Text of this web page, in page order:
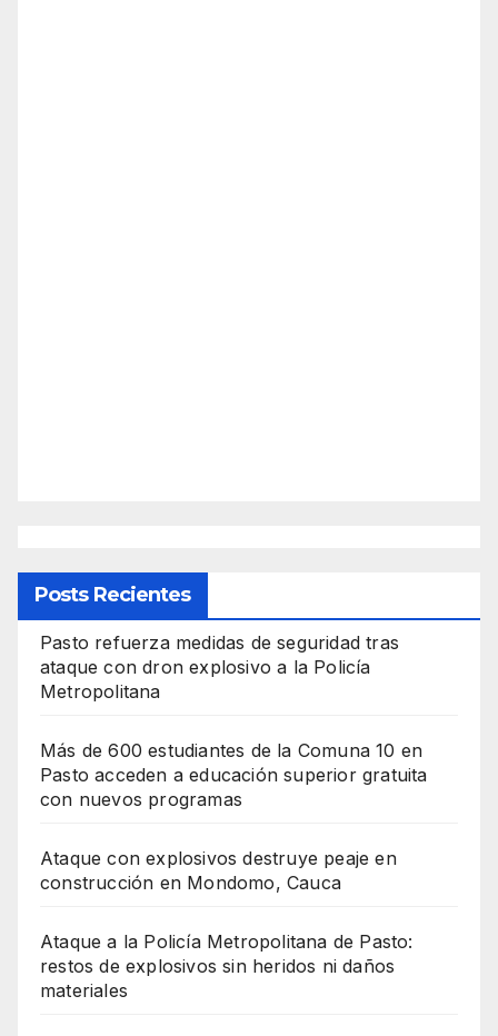
Posts Recientes
Pasto refuerza medidas de seguridad tras
ataque con dron explosivo a la Policía
Metropolitana
Más de 600 estudiantes de la Comuna 10 en
Pasto acceden a educación superior gratuita
con nuevos programas
Ataque con explosivos destruye peaje en
construcción en Mondomo, Cauca
Ataque a la Policía Metropolitana de Pasto:
restos de explosivos sin heridos ni daños
materiales